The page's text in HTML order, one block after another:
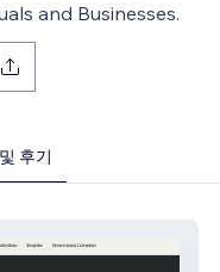
and Businesses.
후기